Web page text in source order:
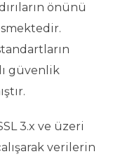
önünü
güvenlik
3.x ve üzeri
verilerin